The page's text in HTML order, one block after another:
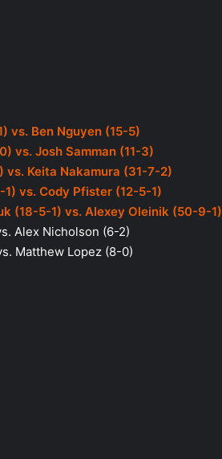
vs. Ben Nguyen (15-5)
vs. Josh Samman (11-3)
vs. Keita Nakamura (31-7-2)
vs. Cody Pfister (12-5-1)
(18-5-1) vs. Alexey Oleinik (50-9-1)
Alex Nicholson (6-2)
Matthew Lopez (8-0)